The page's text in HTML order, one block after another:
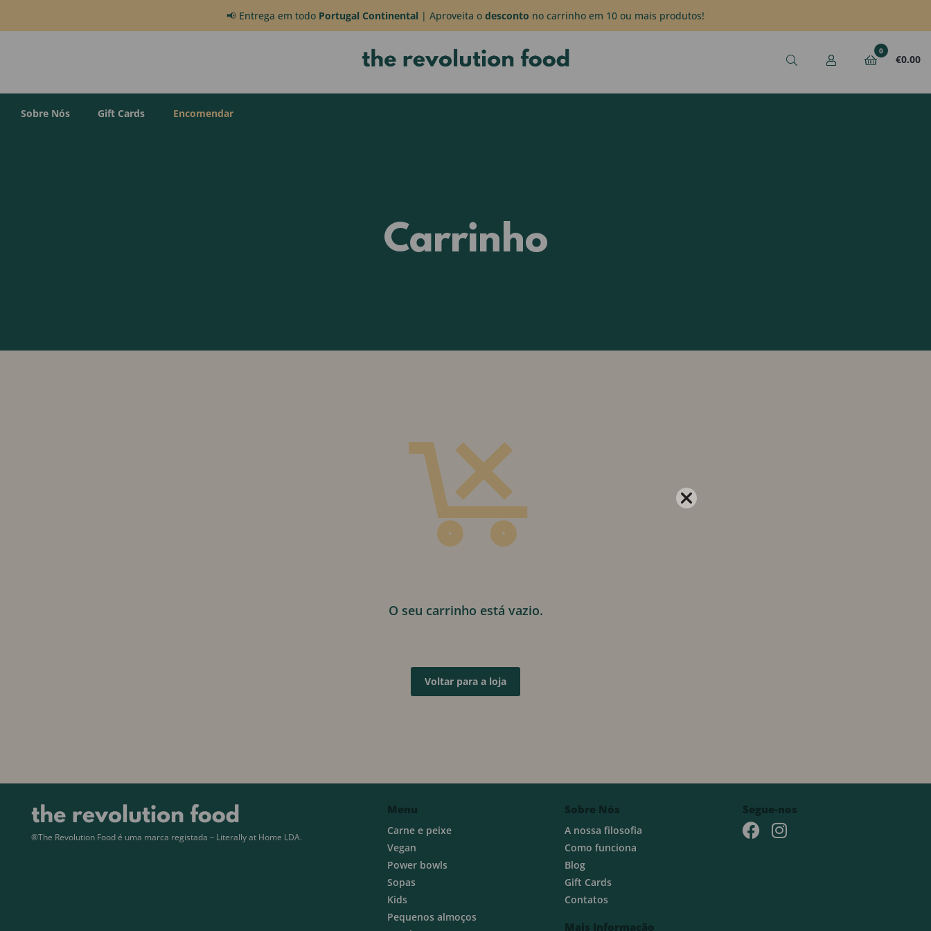
📢 Entrega em todo Portugal Continental | Aproveita o desconto no carrinho em 10 ou mais produtos!
0
€0.00
Sobre Nós Gift Cards Encomendar
Carrinho
O seu carrinho está vazio.
Voltar para a loja
®The Revolution Food é uma marca registada – Literally at Home LDA.
Menu
Carne e peixe
Vegan
Power bowls
Sopas
Kids
Pequenos almoços
Sobre Nós
A nossa filosofia
Como funciona
Blog
Gift Cards
Contatos
Mais Informação
Segue-nos